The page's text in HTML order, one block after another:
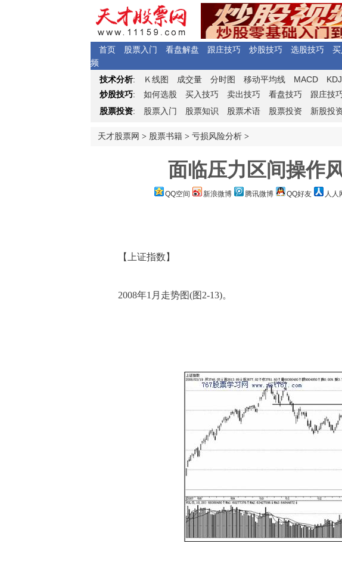
首页 股票入门 看盘解盘 跟庄技巧 炒股技巧 选股技巧
频
技术分析: Ｋ 线图 成交量 分时图 移动平均线 MACD KDJ
炒股技巧: 如何选股 买入技巧 卖出技巧 看盘技巧 跟庄技
股票投资: 股票入门 股票知识 股票术语 股票投资 新股投
天才股票网 > 股票书籍 > 亏损风险分析 >
面临压力区间操作
QQ空间 新浪微博 腾讯微博 QQ好友 人人
【上证指数】
2008年1月走势图(图2-13)。